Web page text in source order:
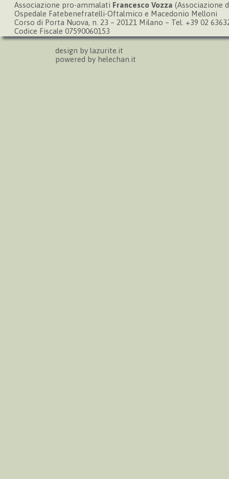
Associazione pro-ammalati Francesco Vozza (Associazione
Ospedale Fatebenefratelli-Oftalmico e Macedonio Melloni
Corso di Porta Nuova, n. 23 – 20121 Milano – Tel. +39 02
Codice Fiscale 07590060153
design by lazurite.it
powered by helechan.it